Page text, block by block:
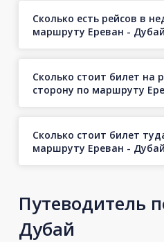
Сколько есть рейсов в
маршруту Ереван -
Сколько стоит билет на
сторону по маршруту
Сколько стоит билет
маршруту Ереван -
Путеводитель
Дубай